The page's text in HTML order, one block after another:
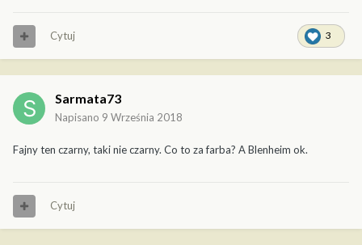
3
Cytuj
Sarmata73
Napisano 9 Września 2018
Fajny ten czarny, taki nie czarny. Co to za farba? A Blenheim ok.
Cytuj